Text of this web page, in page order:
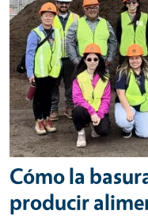
Cómo la
producir